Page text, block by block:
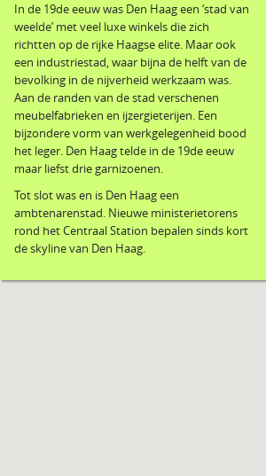
In de 19de eeuw was Den Haag een ‘stad van
weelde’ met veel luxe winkels die zich
richtten op de rijke Haagse elite. Maar ook
een industriestad, waar bijna de helft van de
bevolking in de nijverheid werkzaam was.
Aan de randen van de stad verschenen
meubelfabrieken en ijzergieterijen. Een
bijzondere vorm van werkgelegenheid bood
het leger. Den Haag telde in de 19de eeuw
maar liefst drie garnizoenen.
Tot slot was en is Den Haag een
ambtenarenstad. Nieuwe ministerietorens
rond het Centraal Station bepalen sinds kort
de skyline van Den Haag.